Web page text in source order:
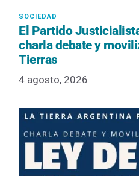
El Partido
charla debate y
Tierras
4 agosto, 2026